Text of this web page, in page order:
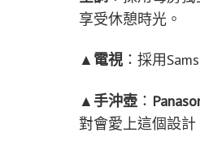
享受休憩時光。
▲ 電視：採用
▲ 手沖壺 ：
對會愛上這個設計